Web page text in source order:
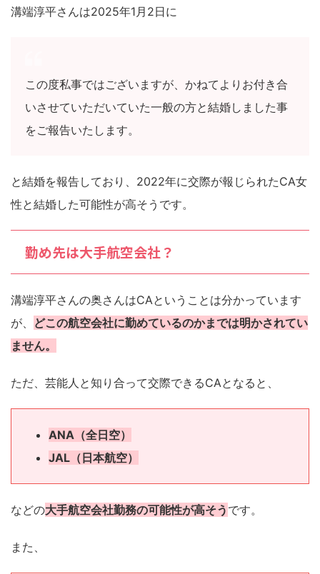
溝端淳平さんは2025年1月2日に
この度私事ではございますが、かねてよりお付き合
いさせていただいていた一般の方と結婚しました事
をご報告いたします。
と結婚を報告しており、2022年に交際が報じられたCA女
性と結婚した可能性が高そうです。
勤め先は大手航空会社？
溝端淳平さんの奥さんはCAということは分かっています
が、 どこの航空会社に勤めているのかまでは明かされてい
ません。
ただ、芸能人と知り合って交際できるCAとなると、
ANA（全日空）
JAL（日本航空）
などの大手航空会社勤務の可能性が高そう です。
また、